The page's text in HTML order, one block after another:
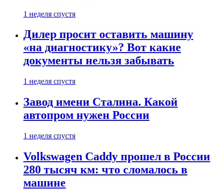
1 неделя спустя
Дилер просит оставить машину
«на диагностику»? Вот какие
документы нельзя забывать
1 неделя спустя
Завод имени Сталина. Какой
автопром нужен России
1 неделя спустя
Volkswagen Caddy прошел в России
280 тысяч км: что сломалось в
машине